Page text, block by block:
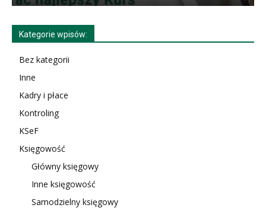
Kategorie wpisów:
Bez kategorii
Inne
Kadry i płace
Kontroling
KSeF
Księgowość
Główny księgowy
Inne księgowość
Samodzielny księgowy